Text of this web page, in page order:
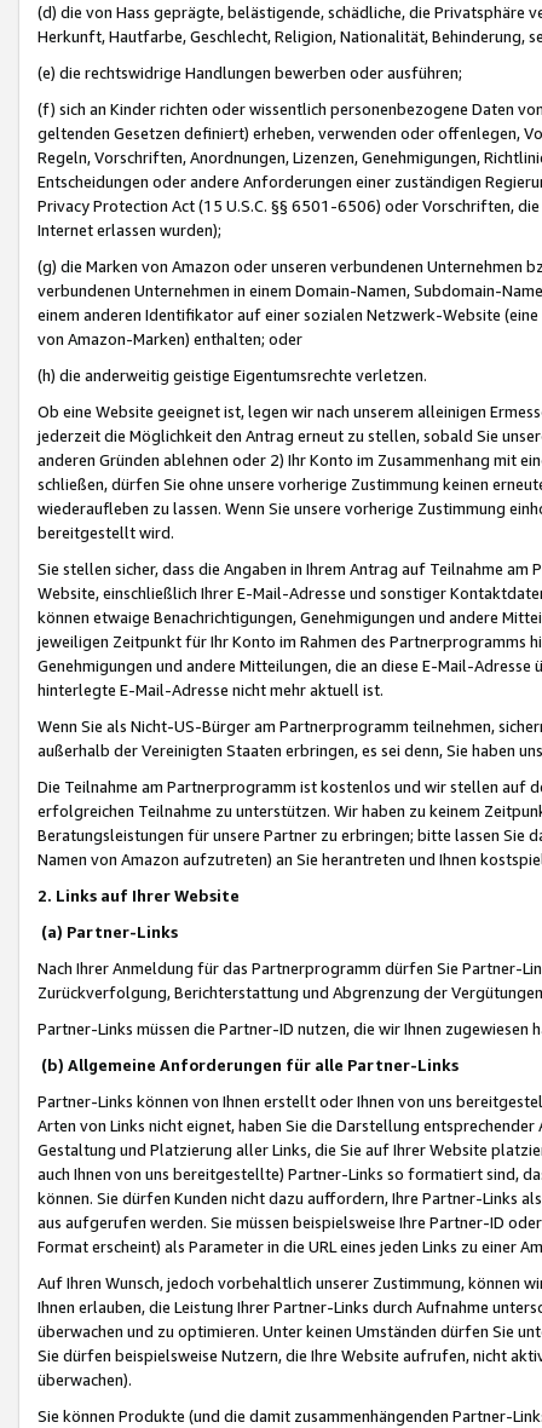
(d) die von Hass geprägte, belästigende, schädliche, die Privatsphäre
Herkunft, Hautfarbe, Geschlecht, Religion, Nationalität, Behinderung,
(e) die rechtswidrige Handlungen bewerben oder ausführen;
(f) sich an Kinder richten oder wissentlich personenbezogene Daten
geltenden Gesetzen definiert) erheben, verwenden oder offenlegen,
Regeln, Vorschriften, Anordnungen, Lizenzen, Genehmigungen,
Entscheidungen oder andere Anforderungen einer zuständigen
Privacy Protection Act (15 U.S.C. §§ 6501-6506) oder Vorschriften,
Internet erlassen wurden);
(g) die Marken von Amazon oder unseren verbundenen Unternehmen
verbundenen Unternehmen in einem Domain-Namen, Subdomain-
einem anderen Identifikator auf einer sozialen Netzwerk-Website
von Amazon-Marken) enthalten; oder
(h) die anderweitig geistige Eigentumsrechte verletzen.
Ob eine Website geeignet ist, legen wir nach unserem alleinigen
jederzeit die Möglichkeit den Antrag erneut zu stellen, sobald Sie
anderen Gründen ablehnen oder 2) Ihr Konto im Zusammenhang mit
schließen, dürfen Sie ohne unsere vorherige Zustimmung keinen
wiederaufleben zu lassen. Wenn Sie unsere vorherige Zustimmung
bereitgestellt wird.
Sie stellen sicher, dass die Angaben in Ihrem Antrag auf Teilnahme
Website, einschließlich Ihrer E-Mail-Adresse und sonstiger
können etwaige Benachrichtigungen, Genehmigungen und andere
jeweiligen Zeitpunkt für Ihr Konto im Rahmen des Partnerprogramms
Genehmigungen und andere Mitteilungen, die an diese E-Mail-
hinterlegte E-Mail-Adresse nicht mehr aktuell ist.
Wenn Sie als Nicht-US-Bürger am Partnerprogramm teilnehmen,
außerhalb der Vereinigten Staaten erbringen, es sei denn, Sie haben
Die Teilnahme am Partnerprogramm ist kostenlos und wir stellen auf
erfolgreichen Teilnahme zu unterstützen. Wir haben zu keinem
Beratungsleistungen für unsere Partner zu erbringen; bitte lassen Sie
Namen von Amazon aufzutreten) an Sie herantreten und Ihnen
2. Links auf Ihrer Website
(a) Partner-Links
Nach Ihrer Anmeldung für das Partnerprogramm dürfen Sie Partner-
Zurückverfolgung, Berichterstattung und Abgrenzung der
Partner-Links müssen die Partner-ID nutzen, die wir Ihnen zugewiesen
(b) Allgemeine Anforderungen für alle Partner-Links
Partner-Links können von Ihnen erstellt oder Ihnen von uns
Arten von Links nicht eignet, haben Sie die Darstellung
Gestaltung und Platzierung aller Links, die Sie auf Ihrer Website
auch Ihnen von uns bereitgestellte) Partner-Links so formatiert sind,
können. Sie dürfen Kunden nicht dazu auffordern, Ihre Partner-Links
aus aufgerufen werden. Sie müssen beispielsweise Ihre Partner-ID
Format erscheint) als Parameter in die URL eines jeden Links zu einer
Auf Ihren Wunsch, jedoch vorbehaltlich unserer Zustimmung, können
Ihnen erlauben, die Leistung Ihrer Partner-Links durch Aufnahme
überwachen und zu optimieren. Unter keinen Umständen dürfen Sie
Sie dürfen beispielsweise Nutzern, die Ihre Website aufrufen, nicht
überwachen).
Sie können Produkte (und die damit zusammenhängenden Partner-